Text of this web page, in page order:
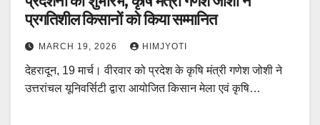
प्रगतिशील किसानों को किया सम्मानित
MARCH 19, 2026 HIMJYOTI
देहरादून, 19 मार्च। वीरवार को प्रदेश के कृषि मंत्री गणेश जोशी ने
उत्तरांचल यूनिवर्सिटी द्वारा आयोजित किसान मेला एवं कृषि…